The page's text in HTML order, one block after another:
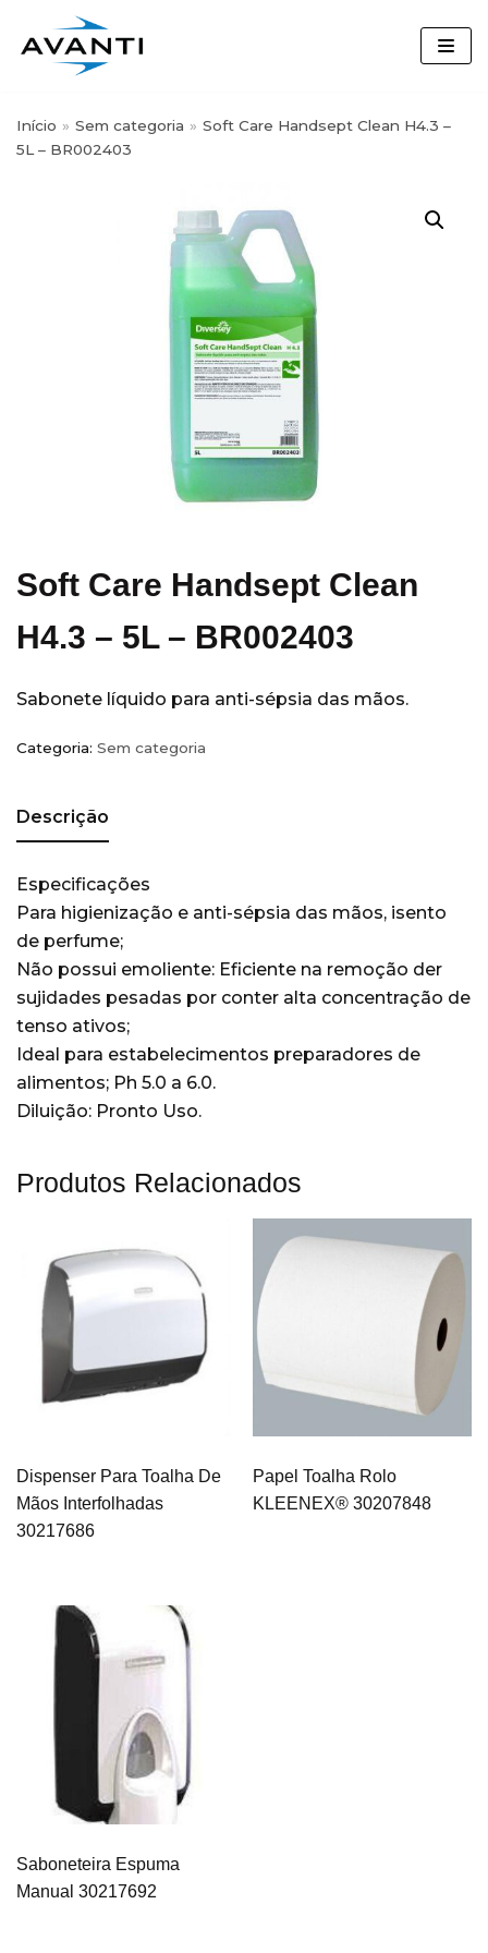
Skip
content
Detergentes Louça
(7)
(14)
Hobart
(3)
Hotéis
(28)
Kimberly Clark (77)
Acessórios
(7)
Guardanapo
Higiene Pessoal
Papel Higienico
Papel Toalha (16)
Sabonete
Wiper (18)
Lavagem mecânica de louças (15)
Cozinhas
(14)
Lavanderia (21)
Limpadoras e Conservadoras
Restaurantes (19)
Veículos (4)
Wiper (22)
Início » Sem categoria » Soft Care Handsept Clean H4.3 –
5L – BR002403
Soft Care Handsept Clean
H4.3 – 5L – BR002403
Sabonete líquido para anti-sépsia das mãos.
Categoria: Sem categoria
Descrição
Especificações
Para higienização e anti-sépsia das mãos, isento
de perfume;
Não possui emoliente: Eficiente na remoção der
sujidades pesadas por conter alta concentração de
tenso ativos;
Ideal para estabelecimentos preparadores de
alimentos; Ph 5.0 a 6.0.
Diluição: Pronto Uso.
Produtos Relacionados
Dispenser Para Toalha De
Mãos Interfolhadas
30217686
Papel Toalha Rolo
KLEENEX® 30207848
Saboneteira Espuma
Manual 30217692